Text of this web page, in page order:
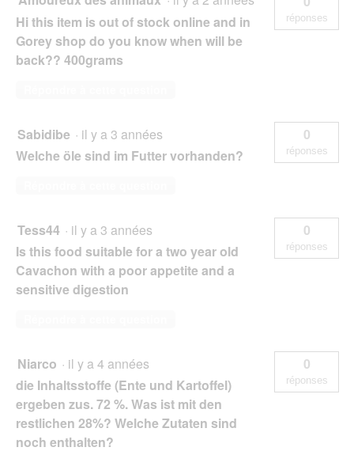
Hi this item is out of stock online and in
Gorey shop do you know when will be
back?? 400grams
réponses
Sabidibe · il y a 3 années
Welche öle sind im Futter vorhanden?
0
réponses
Tess44 · il y a 3 années
Is this food suitable for a two year old
Cavachon with a poor appetite and a
sensitive digestion
0
réponses
Niarco · il y a 4 années
die Inhaltsstoffe (Ente und Kartoffel)
ergeben zus. 72 %. Was ist mit den
restlichen 28%? Welche Zutaten sind
noch enthalten?
0
réponses